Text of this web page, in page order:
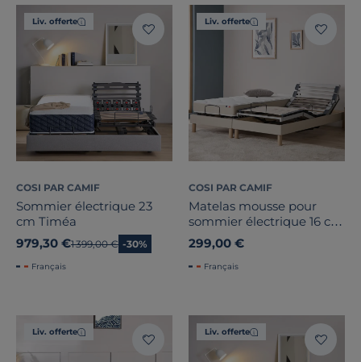
Liv. offerte
COSI PAR CAMIF
Sommier électrique 23
cm Timéa
979,30 €Ancien prix
1 399,00 € -30%
Français
Liv. offerte
COSI PAR CAMIF
Matelas mousse pour
sommier électrique 16 cm
Judith
299,00 €
Français
Liv. offerte Liv. offerte
Technologie matelas
Epaisseur matelas
Soutien
Confort d'accueil
Nature du garnissage
Traitement